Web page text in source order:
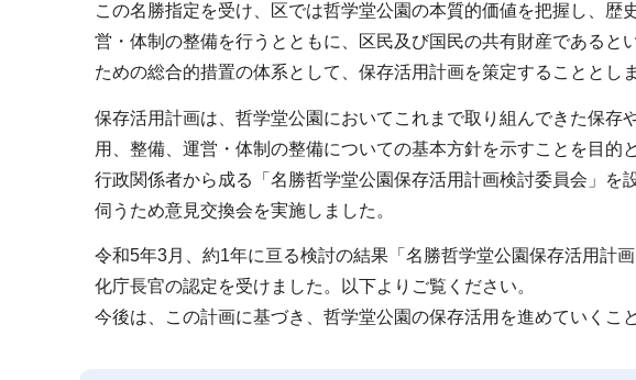
この名勝指定を受け、区では哲学堂公園の本質的価値を把握し、歴
営・体制の整備を行うとともに、区民及び国民の共有財産であると
ための総合的措置の体系として、保存活用計画を策定することとしま
保存活用計画は、哲学堂公園においてこれまで取り組んできた保存
用、整備、運営・体制の整備についての基本方針を示すことを目的
行政関係者から成る「名勝哲学堂公園保存活用計画検討委員会」を
伺うため意見交換会を実施しました。
令和5年3月、約1年に亘る検討の結果「名勝哲学堂公園保存活用計
化庁長官の認定を受けました。以下よりご覧ください。
今後は、この計画に基づき、哲学堂公園の保存活用を進めていくこ